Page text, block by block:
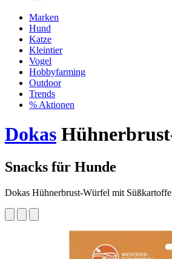
Marken
Hund
Katze
Kleintier
Vogel
Hobbyfarming
Outdoor
Trends
% Aktionen
Dokas
Snacks für Hunde
Dokas Hühnerbrust-Würfel mit